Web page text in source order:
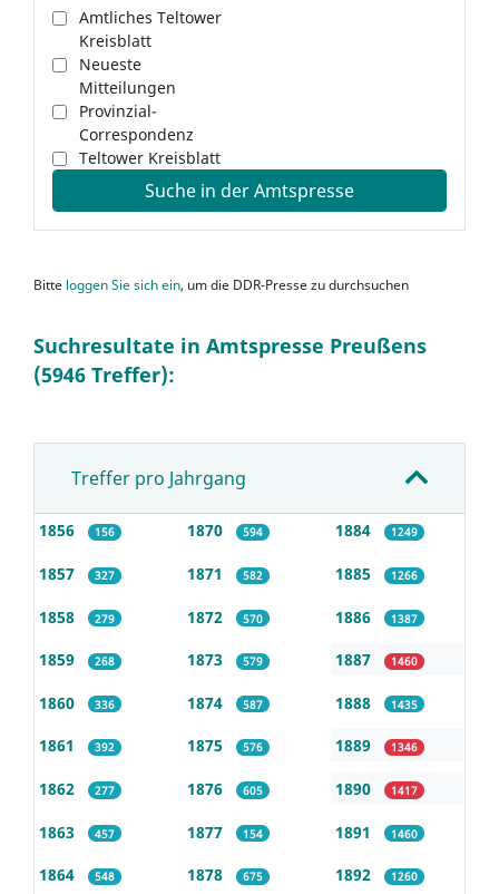
Amtliches Teltower
Kreisblatt
Neueste
Mitteilungen
Provinzial-
Correspondenz
Teltower Kreisblatt
Suche in der Amtspresse
Bitte loggen Sie sich ein, um die DDR-Presse zu durchsuchen
Suchresultate in Amtspresse Preußens
(5946 Treffer):
Treffer pro Jahrgang
1856 156
1857 327
1858 279
1859 268
1860 336
1861 392
1862 277
1863 457
1864 548
1870 594
1871 582
1872 570
1873 579
1874 587
1875 576
1876 605
1877 154
1878 675
1884 1249
1885 1266
1886 1387
1887 1460
1888 1435
1889 1346
1890 1417
1891 1460
1892 1260